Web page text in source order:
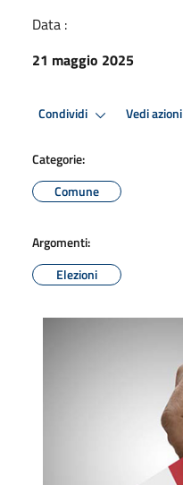
Data :
21 maggio 2025
Condividi Vedi azioni
Categorie:
Comune
Argomenti:
Elezioni